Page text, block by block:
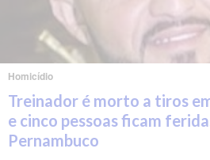
Homicídio
Treinador é morto a tiros
e cinco pessoas ficam
Pernambuco